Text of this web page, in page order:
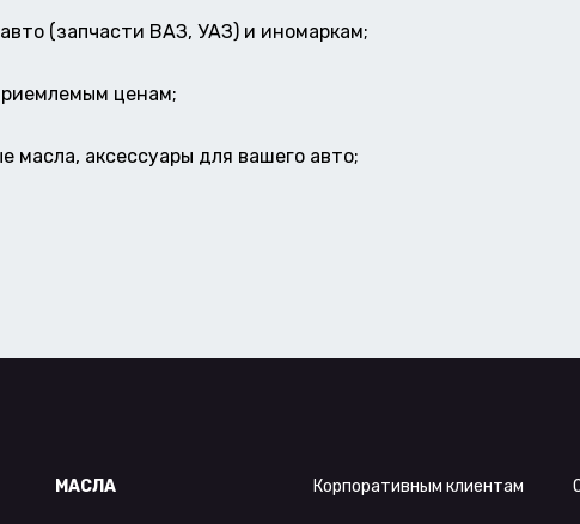
(запчасти ВАЗ, УАЗ) и иномаркам;
ценам;
аксессуары для вашего авто;
МАСЛА Корпоративным клиентам